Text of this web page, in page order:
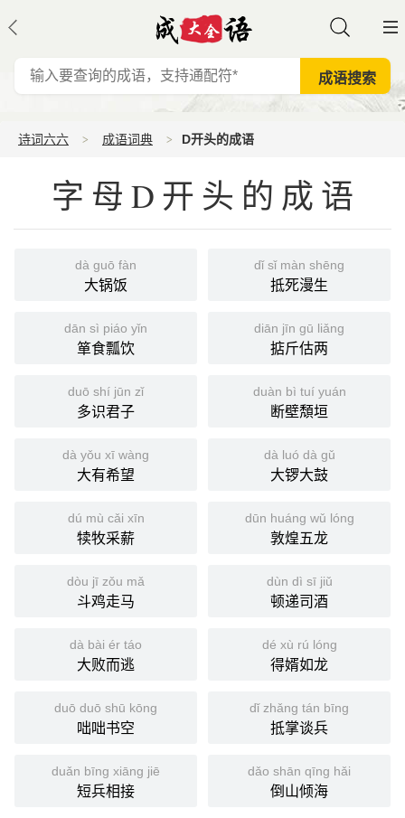
诗词六六 成语词典 D开头的成语
字母D开头的成语
dà guō fàn
大锅饭
dǐ sǐ màn shēng
抵死漫生
dān sì piáo yǐn
箪食瓢饮
diān jīn gū liǎng
掂斤估两
duō shí jūn zǐ
多识君子
duàn bì tuí yuán
断壁頽垣
dà yǒu xī wàng
大有希望
dà luó dà gǔ
大锣大鼓
dú mù cǎi xīn
犊牧采薪
dūn huáng wǔ lóng
敦煌五龙
dòu jī zǒu mǎ
斗鸡走马
dùn dì sī jiǔ
顿递司酒
dà bài ér táo
大败而逃
dé xù rú lóng
得婿如龙
duō duō shū kōng
咄咄书空
dǐ zhǎng tán bīng
抵掌谈兵
duǎn bīng xiāng jiē
短兵相接
dǎo shān qīng hǎi
倒山倾海